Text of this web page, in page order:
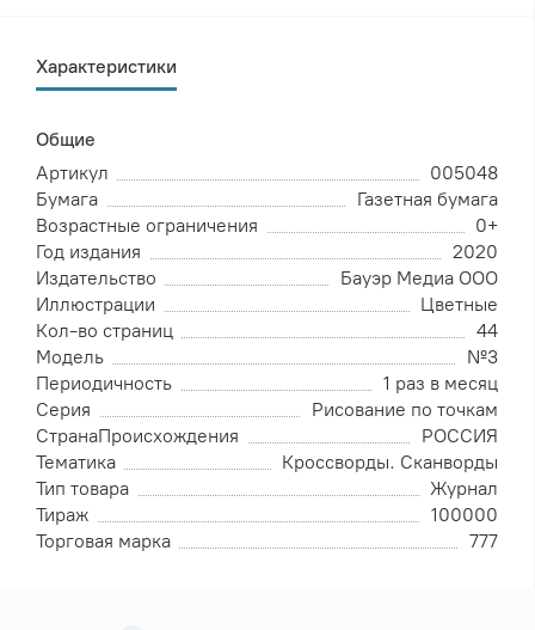
Характеристики
Общие
Артикул
005048
Бумага
Газетная бумага
Возрастные ограничения
0+
Год издания
2020
Издательство
Бауэр Медиа ООО
Иллюстрации
Цветные
Кол-во страниц
44
Модель
№3
Периодичность
1 раз в месяц
Серия
Рисование по точкам
СтранаПроисхождения
РОССИЯ
Тематика
Кроссворды. Сканворды
Тип товара
Журнал
Тираж
100000
Торговая марка
777